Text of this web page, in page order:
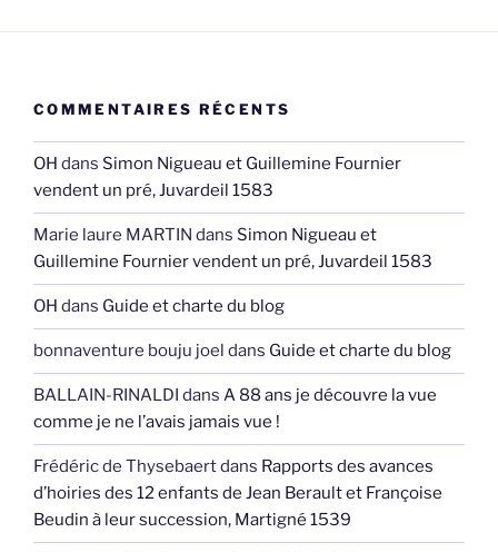
COMMENTAIRES RÉCENTS
OH dans Simon Nigueau et Guillemine Fournier
vendent un pré, Juvardeil 1583
Marie laure MARTIN dans Simon Nigueau et
Guillemine Fournier vendent un pré, Juvardeil 1583
OH dans Guide et charte du blog
bonnaventure bouju joel dans Guide et charte du blog
BALLAIN-RINALDI dans A 88 ans je découvre la vue
comme je ne l’avais jamais vue !
Frédéric de Thysebaertdans Rapports des avances
d’hoiries des 12 enfants de Jean Berault et Françoise
Beudin à leur succession, Martigné 1539